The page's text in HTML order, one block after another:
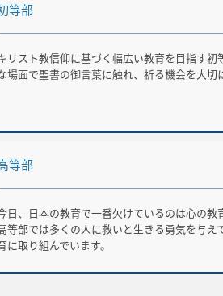
等部
リスト教信仰に基づく幅広い教育を目指す初
場面で聖書の御言葉に触れ、祈る機会を大切
等部
日、日本の教育で一番欠けているのは心の教
等部では多くの人に救いと生きる勇気を与え
に取り組んでいます。